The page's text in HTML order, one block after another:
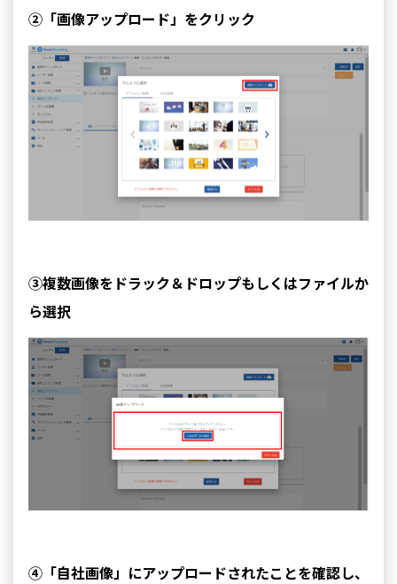
②「画像アップロード」をクリック
③複数画像をドラック＆ドロップもしくはファイルか
ら選択
④「自社画像」にアップロードされたことを確認し、